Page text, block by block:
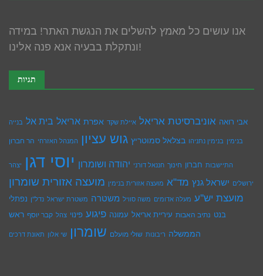
אנו עושים כל מאמץ להשלים את הנגשת האתר! במידה
ונתקלת בבעיה אנא פנה אלינו!
תגיות
אבי רואה אוניברסיטת אריאל איילת שקד אפרת אריאל בית אל בנייה
בנימין בנימין נתניהו בצלאל סמוטריץ גוש עציון המנהל האזרחי הר חברון
התיישבות חברון חינוך חננאל דורני יהודה ושומרון יוסי דגן יצהר
ירושלים ישראל גנץ מד"א מועצה אזורית בנימין מועצה אזורית שומרון
מועצת יש''ע מעלה אדומים משה סוויל משטרה משטרת ישראל נדל''ן נפתלי
בנט נתיב האבות עיריית אריאל עמונה פיגוע פינוי צהל קבר יוסף ראש
הממשלה ריבונות שולי מועלם שומרון שי אלון תאונת דרכים